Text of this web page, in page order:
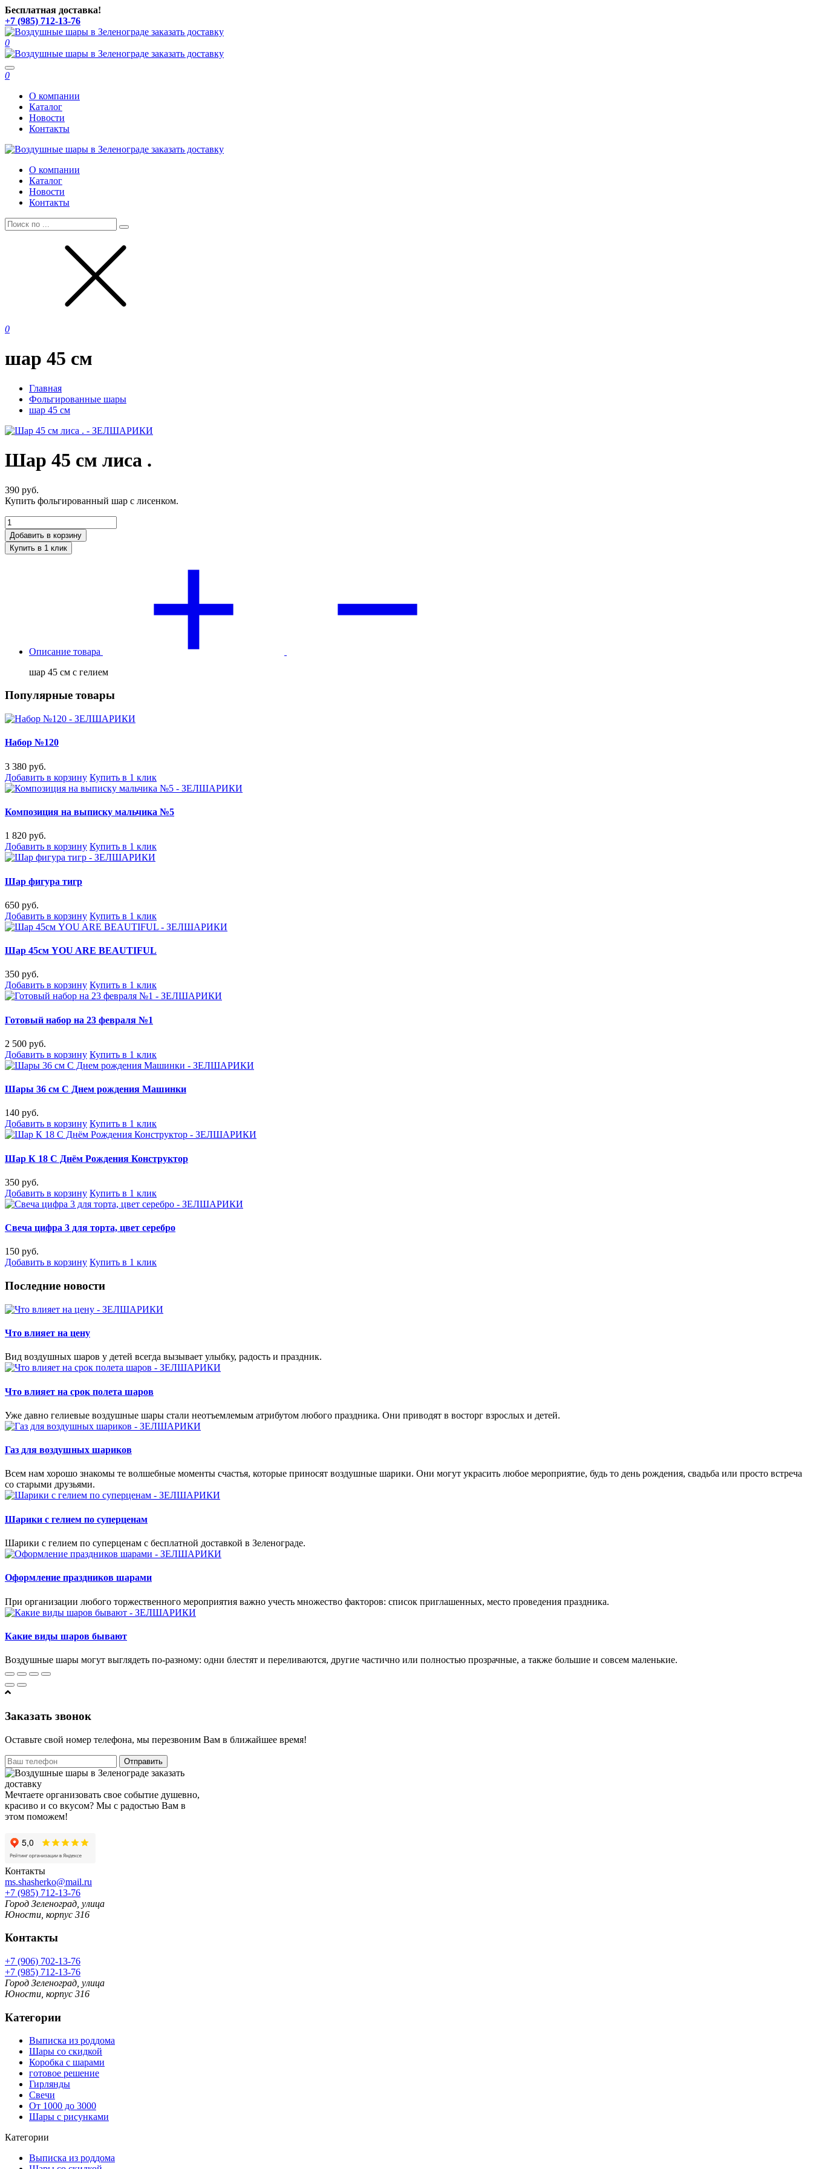
Бесплатная доставка!
+7 (985) 712-13-76
0
Toggle
navigation
0
О компании
Каталог
Новости
Контакты
О компании
Каталог
Новости
Контакты
0
шар 45 см
Главная
Фольгированные шары
шар 45 см
Шар 45 см лиса .
390 руб.
Купить фольгированный шар с лисенком.
Добавить в корзину
Купить в 1 клик
Описание товара
шар 45 см с гелием
Популярные товары
Набор №120
3 380 руб.
Добавить в корзину Купить в 1 клик
Композиция на выписку мальчика №5
1 820 руб.
Добавить в корзину Купить в 1 клик
Шар фигура тигр
650 руб.
Добавить в корзину Купить в 1 клик
Шар 45см YOU ARE BEAUTIFUL
350 руб.
Добавить в корзину Купить в 1 клик
Готовый набор на 23 февраля №1
2 500 руб.
Добавить в корзину Купить в 1 клик
Шары 36 см С Днем рождения Машинки
140 руб.
Добавить в корзину Купить в 1 клик
Шар К 18 С Днём Рождения Конструктор
350 руб.
Добавить в корзину Купить в 1 клик
Свеча цифра 3 для торта, цвет серебро
150 руб.
Добавить в корзину Купить в 1 клик
Последние новости
Что влияет на цену
Вид воздушных шаров у детей всегда вызывает улыбку, радость и праздник.
Что влияет на срок полета шаров
Уже давно гелиевые воздушные шары стали неотъемлемым атрибутом любого праздника. Они приводят в восторг взрослых и детей.
Газ для воздушных шариков
Всем нам хорошо знакомы те волшебные моменты счастья, которые приносят воздушные шарики. Они могут украсить любое мероприятие, будь то день рождения, свадьба или просто встреча
со старыми друзьями.
Шарики с гелием по суперценам
Шарики с гелием по суперценам с бесплатной доставкой в Зеленограде.
Оформление праздников шарами
При организации любого торжественного мероприятия важно учесть множество факторов: список приглашенных, место проведения праздника.
Какие виды шаров бывают
Воздушные шары могут выглядеть по-разному: одни блестят и переливаются, другие частично или полностью прозрачные, а также большие и совсем маленькие.
Заказать звонок
Оставьте свой номер телефона, мы перезвоним Вам в ближайшее время!
Отправить
Мечтаете организовать свое событие душевно,
красиво и со вкусом? Мы с радостью Вам в
этом поможем!
Контакты
ms.shasherko@mail.ru
+7 (985) 712-13-76
Город Зеленоград, улица
Юности, корпус 316
Контакты
+7 (906) 702-13-76
+7 (985) 712-13-76
Город Зеленоград, улица
Юности, корпус 316
Категории
Выписка из роддома
Шары со скидкой
Коробка с шарами
готовое решение
Гирлянды
Свечи
От 1000 до 3000
Шары с рисунками
Категории
Выписка из роддома